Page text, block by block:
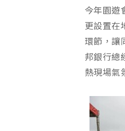
今年園遊
更設置在
環節，讓
邦銀行總
熱現場氣